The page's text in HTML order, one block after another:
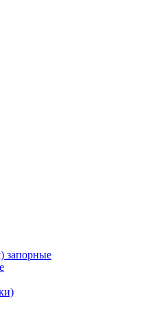
запорные